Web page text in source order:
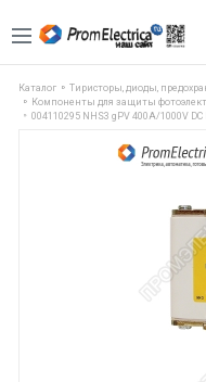
Каталог
Тиристоры, диоды,
Компоненты для защиты
004110295 NHS3 gPV 400A/1000V